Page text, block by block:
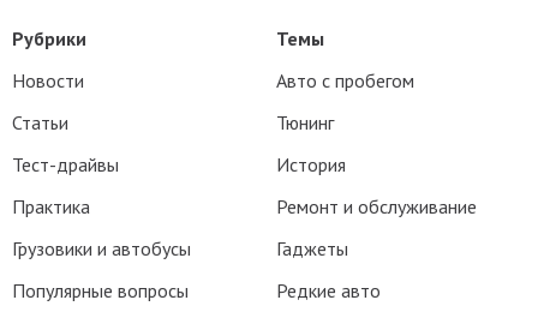
Рубрики
Новости
Статьи
Тест-драйвы
Практика
Грузовики и автобусы
Популярные вопросы
Темы
Авто с пробегом
Тюнинг
История
Ремонт и обслуживание
Гаджеты
Редкие авто